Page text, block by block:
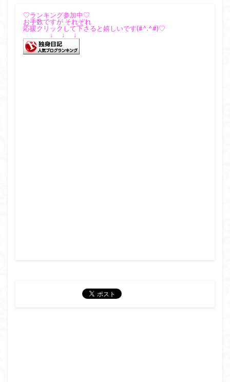
♡ランキング参加中♡
お手数ですが それぞれ
応援クリックして下さると嬉しいです(#^.^#)♡
↓ ↓ ↓